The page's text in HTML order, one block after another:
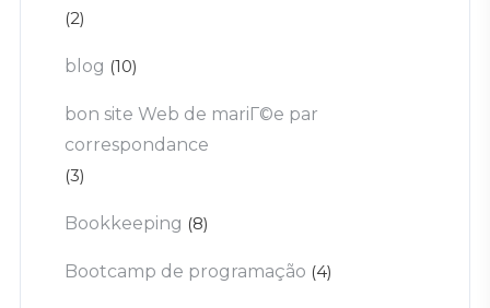
(2)
blog (10)
bon site Web de mariГ©e par
correspondance
(3)
Bookkeeping (8)
Bootcamp de programação (4)